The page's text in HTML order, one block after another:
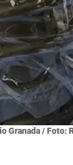
Granada / Foto: